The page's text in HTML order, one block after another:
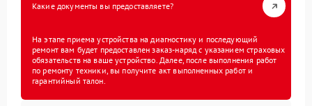
Какие документы вы предоставляете?
На этапе приема устройства на диагностику и последующий
ремонт вам будет предоставлен заказ-наряд с указанием страховых
обязательств на ваше устройство. Далее, после выполнения работ
по ремонту техники, вы получите акт выполненных работ и
гарантийный талон.